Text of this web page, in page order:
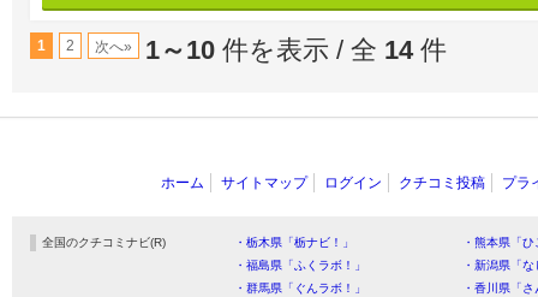
1 2 次へ» 1～10 件を表示 / 全 14件
ホーム サイトマップ ログイン クチコミ投稿 プラ
全国のクチコミナビ(R) ・栃木県「栃ナビ！」
・熊本県「
・福島県「ふくラボ！」
・新潟県「
・群馬県「ぐんラボ！」
・香川県「